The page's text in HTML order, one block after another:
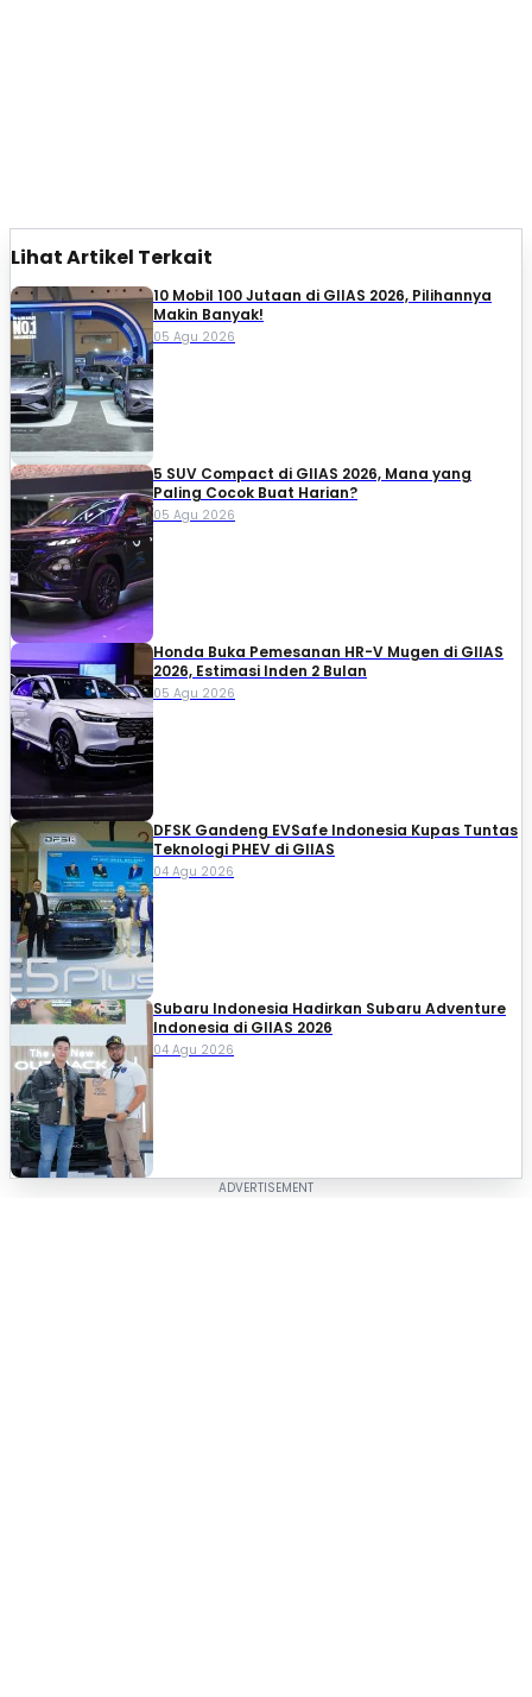
Lihat Artikel Terkait
10 Mobil 100 Jutaan di GIIAS 2026, Pilihannya
Makin Banyak!
05 Agu 2026
5 SUV Compact di GIIAS 2026, Mana yang
Paling Cocok Buat Harian?
05 Agu 2026
Honda Buka Pemesanan HR-V Mugen di GIIAS
2026, Estimasi Inden 2 Bulan
05 Agu 2026
DFSK Gandeng EVSafe Indonesia Kupas Tuntas
Teknologi PHEV di GIIAS
04 Agu 2026
Subaru Indonesia Hadirkan Subaru Adventure
Indonesia di GIIAS 2026
04 Agu 2026